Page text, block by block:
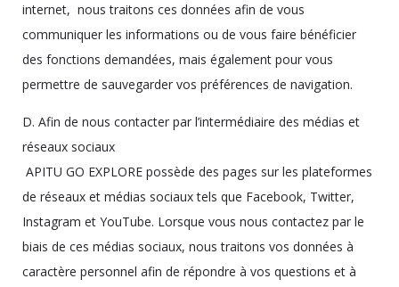
internet, nous traitons ces données afin de vous
communiquer les informations ou de vous faire bénéficier
des fonctions demandées, mais également pour vous
permettre de sauvegarder vos préférences de navigation.
D. Afin de nous contacter par l’intermédiaire des médias et
réseaux sociaux
APITU GO EXPLORE possède des pages sur les plateformes
de réseaux et médias sociaux tels que Facebook, Twitter,
Instagram et YouTube. Lorsque vous nous contactez par le
biais de ces médias sociaux, nous traitons vos données à
caractère personnel afin de répondre à vos questions et à